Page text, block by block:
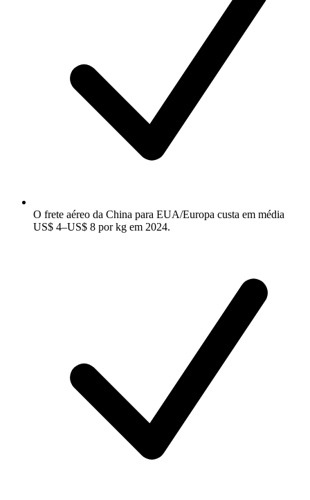
O frete aéreo da China para EUA/Europa custa em média
US$ 4–US$ 8 por kg em 2024.